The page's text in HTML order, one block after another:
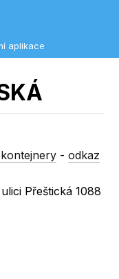
aplikace
kontejnery -odkaz
Přeštická 1088